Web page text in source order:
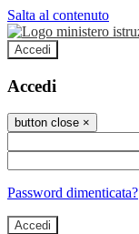
Salta al contenuto
Accedi
Accedi
button close ×
Password dimenticata?